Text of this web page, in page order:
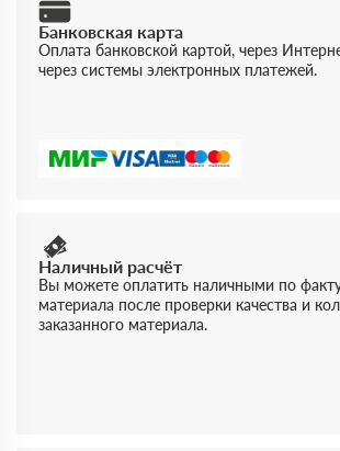
Банковская карта
Оплата банковской картой, через
через системы электронных платежей.
Наличный расчёт
Вы можете оплатить наличными по
материала после проверки качества и
заказанного материала.